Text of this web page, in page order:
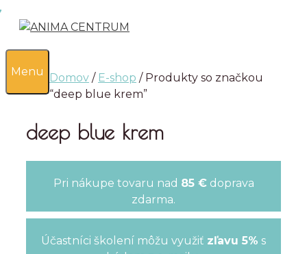
Menu Domov / E-shop / Produkty so značkou
“deep blue krem”
deep blue krem
Pri nákupe tovaru nad 85 €doprava
zdarma.
Účastníci školení môžu využiť zľavu 5% s